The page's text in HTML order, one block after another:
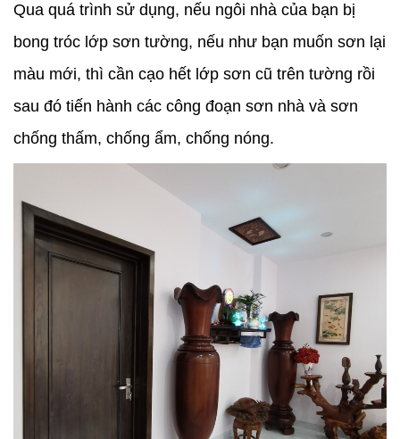
Qua quá trình sử dụng, nếu ngôi nhà của bạn bị
bong tróc lớp sơn tường, nếu như bạn muốn sơn lại
màu mới, thì cần cạo hết lớp sơn cũ trên tường rồi
sau đó tiến hành các công đoạn sơn nhà và sơn
chống thấm, chống ẩm, chống nóng.